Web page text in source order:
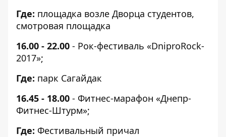
Где: площадка возле Дворца студентов,
смотровая площадка
16.00 - 22.00 - Рок-фестиваль «DniproRock-
2017»;
Где: парк Сагайдак
16.45 - 18.00 - Фитнес-марафон «Днепр-
Фитнес-Штурм»;
Где: Фестивальный причал